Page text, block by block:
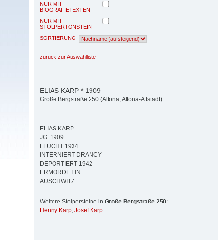
NUR MIT
BIOGRAFIETEXTEN
NUR MIT
STOLPERTONSTEIN
SORTIERUNG
zurück zur Auswahlliste
ELIAS KARP * 1909
Große Bergstraße 250 (Altona, Altona-Altstadt)
ELIAS KARP
JG. 1909
FLUCHT 1934
INTERNIERT DRANCY
DEPORTIERT 1942
ERMORDET IN
AUSCHWITZ
Weitere Stolpersteine in Große Bergstraße 250:
Henny Karp, Josef Karp